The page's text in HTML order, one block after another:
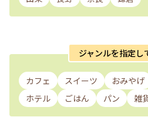
ジャンルを指定し
カフェ スイーツ おみやげ
ホテル
ごはん パン 雑